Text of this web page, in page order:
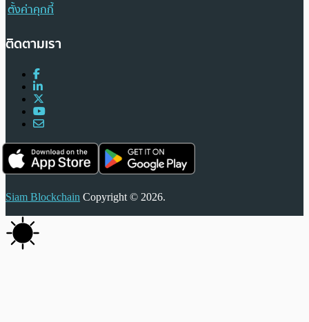
ตั้งค่าคุกกี้
ติดตามเรา
Siam Blockchain Copyright © 2026.